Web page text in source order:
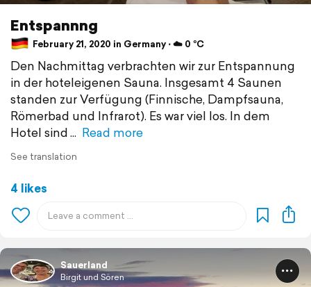
Entspannng
February 21, 2020 in Germany ⋅ ☁️ 0 °C
Den Nachmittag verbrachten wir zur Entspannung
in der hoteleigenen Sauna. Insgesamt 4 Saunen
standen zur Verfügung (Finnische, Dampfsauna,
Römerbad und Infrarot). Es war viel los. In dem
Hotel sind
Read more
See translation
4 likes
Sauerland
Birgit und Sören